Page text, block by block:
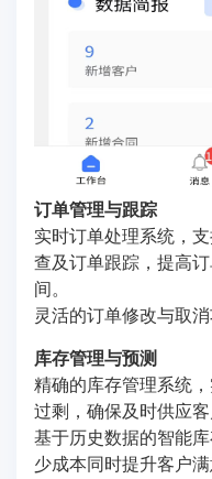
订单管理与跟踪
实时订单处理系统，
查及订单跟踪，提高
间。
灵活的订单修改与取
库存管理与预测
精确的库存管理系统
过剩，确保及时供应客
基于历史数据的智能
少成本同时提升客户满